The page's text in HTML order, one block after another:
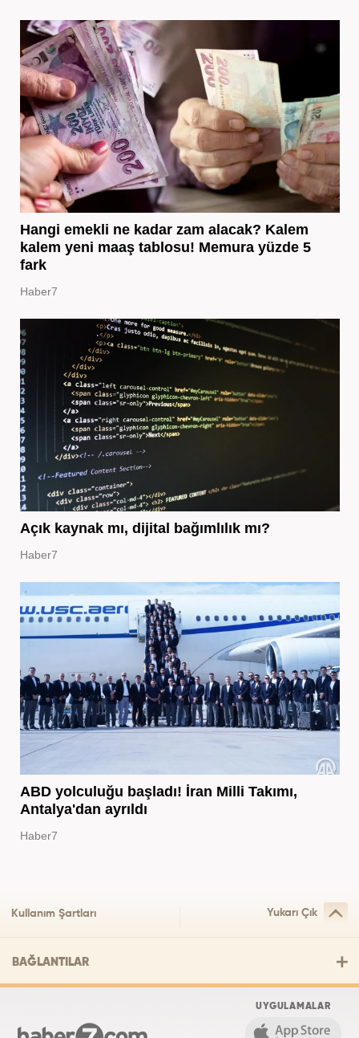
Hangi emekli ne kadar zam alacak? Kalem
kalem yeni maaş tablosu! Memura yüzde 5
fark
Haber7
Açık kaynak mı, dijital bağımlılık mı?
Haber7
ABD yolculuğu başladı! İran Milli Takımı,
Antalya'dan ayrıldı
Haber7
Kullanım Şartları Yukarı Çık
BAĞLANTILAR
UYGULAMALAR